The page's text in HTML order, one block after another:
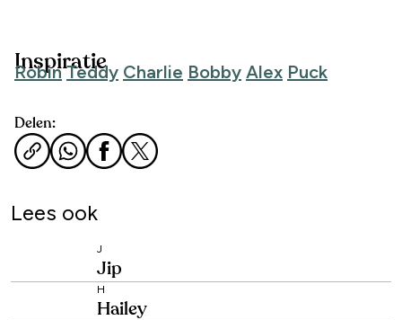
Inspiratie
Robin Teddy Charlie Bobby Alex Puck
Delen:
Lees ook
J
Jip
H
Hailey